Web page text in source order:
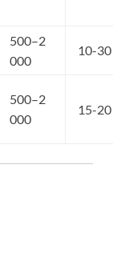
500–2
000
10-
500–2
000
15-